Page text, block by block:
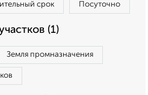
срок Посуточно
(1)
Земля промназначения